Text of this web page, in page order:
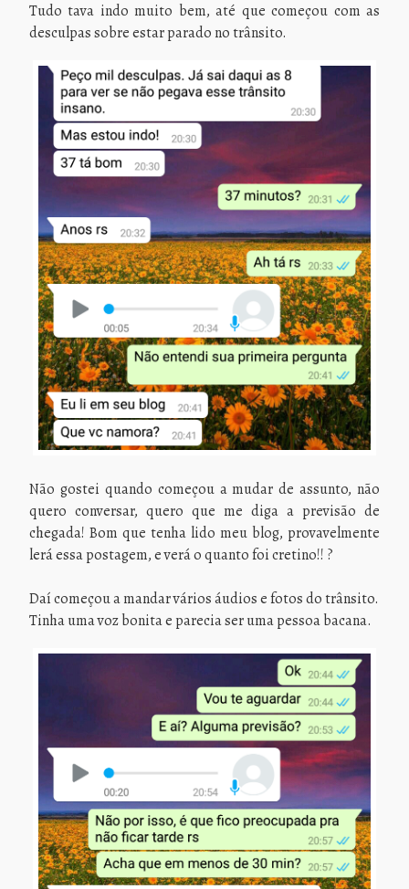
Tudo tava indo muito bem, até que começou com as
desculpas sobre estar parado no trânsito.
Não gostei quando começou a mudar de assunto, não
quero conversar, quero que me diga a previsão de
chegada! Bom que tenha lido meu blog, provavelmente
lerá essa postagem, e verá o quanto foi cretino!! ?
Daí começou a mandar vários áudios e fotos do trânsito.
Tinha uma voz bonita e parecia ser uma pessoa bacana.